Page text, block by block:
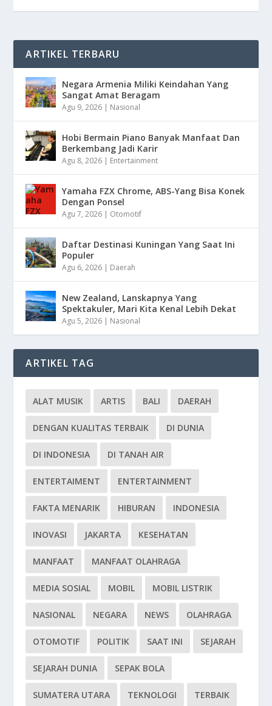
ARTIKEL TERBARU
Negara Armenia Miliki Keindahan Yang
Sangat Amat Beragam
Agu 9, 2026 | Nasional
Hobi Bermain Piano Banyak Manfaat Dan
Berkembang Jadi Karir
Agu 8, 2026 | Entertainment
Yamaha FZX Chrome, ABS-Yang Bisa Konek
Dengan Ponsel
Agu 7, 2026 | Otomotif
Daftar Destinasi Kuningan Yang Saat Ini
Populer
Agu 6, 2026 | Daerah
New Zealand, Lanskapnya Yang
Spektakuler, Mari Kita Kenal Lebih Dekat
Agu 5, 2026 | Nasional
ARTIKEL TAG
ALAT MUSIK ARTIS BALI DAERAH
DENGAN KUALITAS TERBAIK DI DUNIA
DI INDONESIA DI TANAH AIR
ENTERTAIMENT ENTERTAINMENT
FAKTA MENARIK HIBURAN INDONESIA
INOVASI JAKARTA KESEHATAN
MANFAAT MANFAAT OLAHRAGA
MEDIA SOSIAL MOBIL MOBIL LISTRIK
NASIONAL NEGARA NEWS OLAHRAGA
OTOMOTIF POLITIK SAAT INI SEJARAH
SEJARAH DUNIA SEPAK BOLA
SUMATERA UTARA TEKNOLOGI TERBAIK